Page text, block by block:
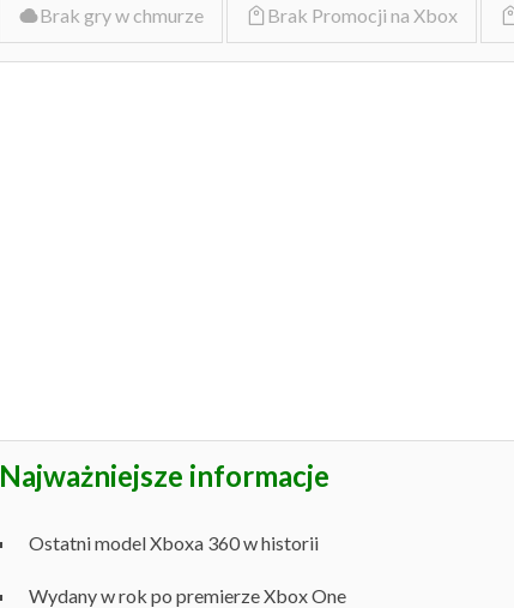
Brak gry w chmurze Brak Promocji na Xbox
Najważniejsze informacje
Ostatni model Xboxa 360 w historii
Wydany w rok po premierze Xbox One